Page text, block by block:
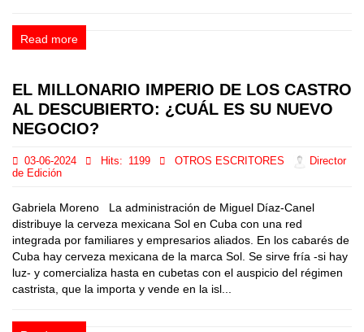
Read more
EL MILLONARIO IMPERIO DE LOS CASTRO
AL DESCUBIERTO: ¿CUÁL ES SU NUEVO
NEGOCIO?
03-06-2024 Hits: 1199 OTROS ESCRITORES
Director
de Edición
Gabriela Moreno La administración de Miguel Díaz-Canel
distribuye la cerveza mexicana Sol en Cuba con una red
integrada por familiares y empresarios aliados. En los cabarés de
Cuba hay cerveza mexicana de la marca Sol. Se sirve fría -si hay
luz- y comercializa hasta en cubetas con el auspicio del régimen
castrista, que la importa y vende en la isl...